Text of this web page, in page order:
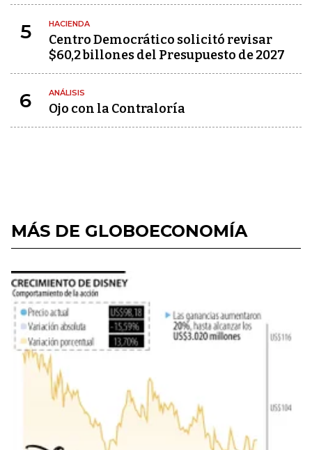
5 HACIENDA
Centro Democrático solicitó revisar
$60,2 billones del Presupuesto de 2027
6 ANÁLISIS
Ojo con la Contraloría
MÁS DE GLOBOECONOMÍA